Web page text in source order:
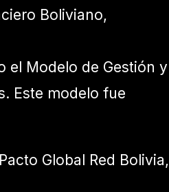
Boliviano,
el Modelo de Gestión y
Este modelo fue
Global Red Bolivia,